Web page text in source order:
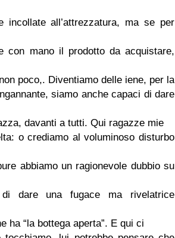
incollate all’attrezzatura, ma se per
con mano il prodotto da acquistare,
poco,. Diventiamo delle iene, per la
siamo anche capaci di dare
davanti a tutti. Qui ragazze mie
o crediamo al voluminoso disturbo
abbiamo un ragionevole dubbio su
dare una fugace ma rivelatrice
ha “la bottega aperta”. E qui ci